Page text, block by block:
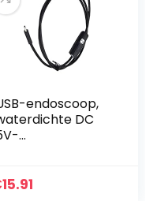
endoscoop,
DC
ft))
15.91